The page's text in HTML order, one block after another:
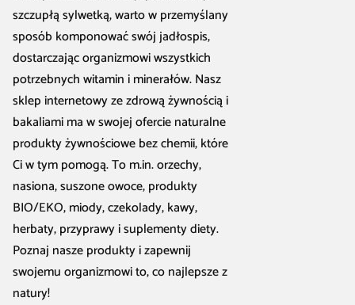
szczupłą sylwetką, warto w przemyślany
sposób komponować swój jadłospis,
dostarczając organizmowi wszystkich
potrzebnych witamin i minerałów. Nasz
sklep internetowy ze zdrową żywnością i
bakaliami ma w swojej ofercie naturalne
produkty żywnościowe bez chemii, które
Ci w tym pomogą. To m.in. orzechy,
nasiona, suszone owoce, produkty
BIO/EKO, miody, czekolady, kawy,
herbaty, przyprawy i suplementy diety.
Poznaj nasze produkty i zapewnij
swojemu organizmowi to, co najlepsze z
natury!